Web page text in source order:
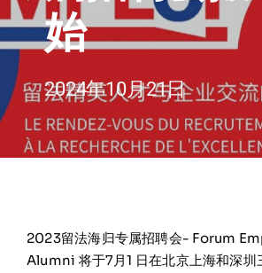
项目专业介绍
在线申请与咨询
始
2024年10月21日
2023留法海归专属招聘会- Forum
Alumni 将于7月1 日在北京上海和深圳